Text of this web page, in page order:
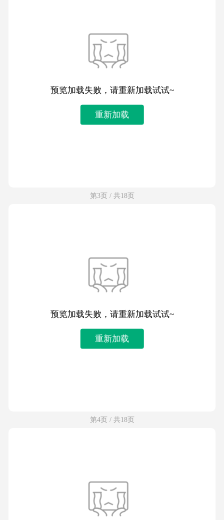
预览加载失败，请重新加载试试~
重新加载
第3页 / 共18页
预览加载失败，请重新加载试试~
重新加载
第4页 / 共18页